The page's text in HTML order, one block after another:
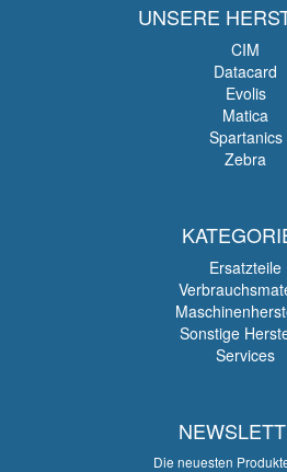
UNSERE
CIM
Datacard
Evolis
Matica
Spartanics
Zebra
Ersatzteile
Sonstige
Services
Die neuesten